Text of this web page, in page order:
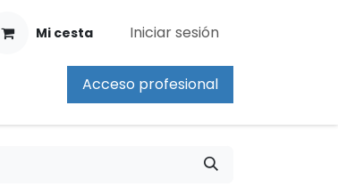
Mi cesta Iniciar sesión
Acceso profesional